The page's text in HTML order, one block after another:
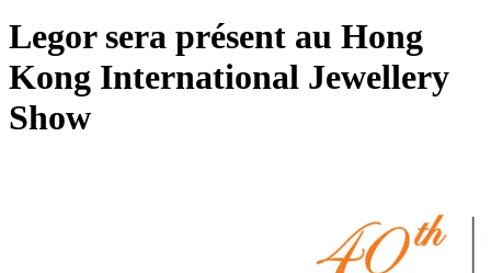
Legor sera présent au Hong
Kong International Jewellery
Show